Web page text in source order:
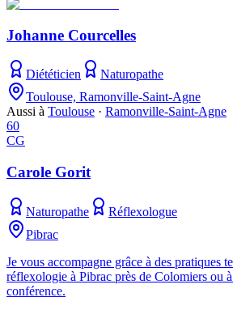
Johanne Courcelles
Diététicien
Naturopathe
Toulouse, Ramonville-Saint-Agne
Aussi à Toulouse · Ramonville-Saint-Agne
60
CG
Carole Gorit
Naturopathe
Réflexologue
Pibrac
Je vous accompagne grâce à des pratiques
réflexologie à Pibrac près de Colomiers ou
conférence.